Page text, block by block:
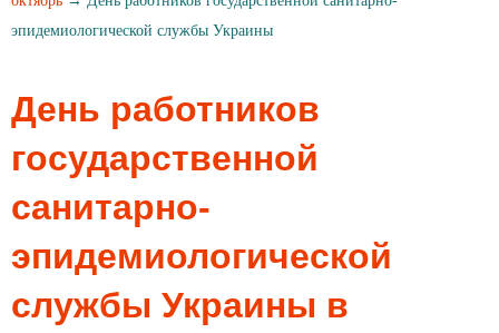
эпидемиологической службы Украины
День работников
государственной
санитарно-
эпидемиологической
службы Украины в